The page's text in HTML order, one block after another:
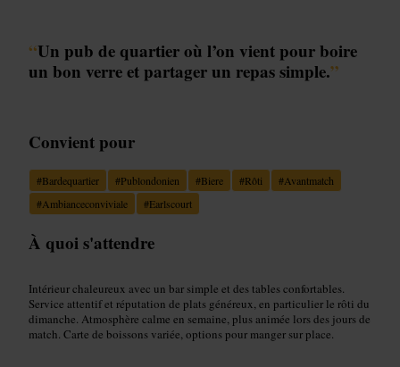
“Un pub de quartier où l’on vient pour boire
un bon verre et partager un repas simple.”
Convient pour
#Bardequartier #Publondonien #Biere #Rôti #Avantmatch
#Ambianceconviviale #Earlscourt
À quoi s'attendre
Intérieur chaleureux avec un bar simple et des tables confortables.
Service attentif et réputation de plats généreux, en particulier le rôti du
dimanche. Atmosphère calme en semaine, plus animée lors des jours de
match. Carte de boissons variée, options pour manger sur place.